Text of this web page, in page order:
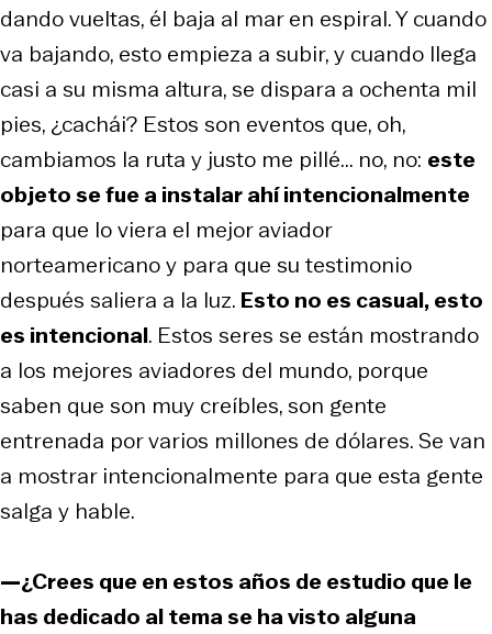
dando vueltas, él baja al mar en espiral. Y cuando
va bajando, esto empieza a subir, y cuando llega
casi a su misma altura, se dispara a ochenta mil
pies, ¿cachái? Estos son eventos que, oh,
cambiamos la ruta y justo me pillé... no, no: este
objeto se fue a instalar ahí intencionalmente
para que lo viera el mejor aviador
norteamericano y para que su testimonio
después saliera a la luz. Esto no es casual, esto
es intencional. Estos seres se están mostrando
a los mejores aviadores del mundo, porque
saben que son muy creíbles, son gente
entrenada por varios millones de dólares. Se van
a mostrar intencionalmente para que esta gente
salga y hable.
—¿Crees que en estos años de estudio que le
has dedicado al tema se ha visto alguna